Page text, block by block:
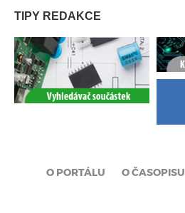
TIPY REDAKCE
O PORTÁLU O ČASOPISU